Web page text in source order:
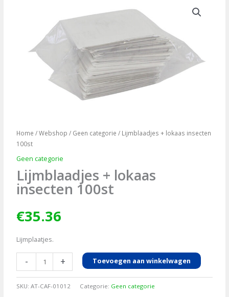
Home /Webshop / Geen categorie / Lijmblaadjes + lokaas insecten
100st
Geen categorie
Lijmblaadjes + lokaas
insecten 100st
€35.36
Lijmplaatjes.
-
Lijmblaadjes
+
+ Toevoegen aan winkelwagen
SKU:AT-CAF-01012 Categorie: Geen categorie